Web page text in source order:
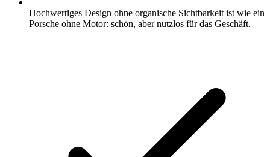
Hochwertiges Design ohne organische Sichtbarkeit ist wie ein
Porsche ohne Motor: schön, aber nutzlos für das Geschäft.